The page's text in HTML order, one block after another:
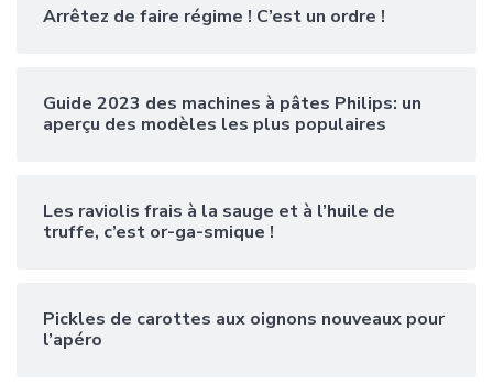
Arrêtez de faire régime ! C’est un ordre !
Guide 2023 des machines à pâtes Philips: un
aperçu des modèles les plus populaires
Les raviolis frais à la sauge et à l’huile de
truffe, c’est or-ga-smique !
Pickles de carottes aux oignons nouveaux pour
l’apéro